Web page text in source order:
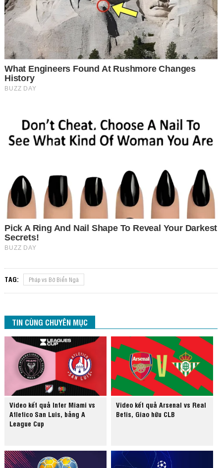
TAG: Pháp vs Bờ Biển Ngà
TIN CÙNG CHUYÊN MỤC
Video kết quả Inter Miami vs
Atletico San Luis, bảng A
League Cup
Video kết quả Arsenal vs Real
Betis, Giao hữu CLB